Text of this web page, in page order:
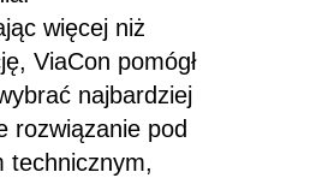
więcej niż
ViaCon pomógł
najbardziej
rozwiązanie pod
technicznym,